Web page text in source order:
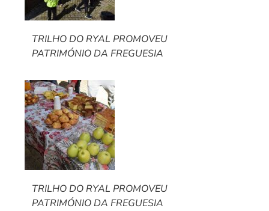
TRILHO DO RYAL PROMOVEU
PATRIMÓNIO DA FREGUESIA
TRILHO DO RYAL PROMOVEU
PATRIMÓNIO DA FREGUESIA